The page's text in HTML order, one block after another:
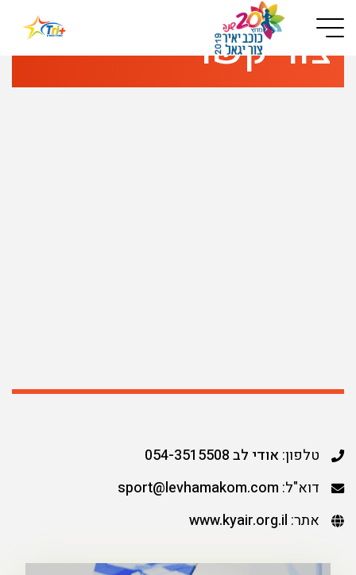
Button used only for devices with a small screen
צור קשר
טלפון:אודי לב 054-3515508
דוא"ל: sport@levhamakom.com
אתר: www.kyair.org.il